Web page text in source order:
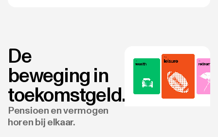
De
beweging in
toekomstgeld.
Pensioen en vermogen
horen bij elkaar.